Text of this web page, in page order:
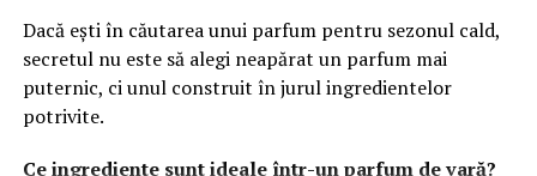
Pe lângă experiența oferită de website, vizibilitatea este
un factor decisiv. Chiar și cea mai bună platformă poate
avea rezultate limitate dacă nu este găsită de publicul
potrivit. De aceea, optimizarea și promovarea trebuie să
Dacă ești în căutarea unui parfum pentru sezonul cald,
secretul nu este să alegi neapărat un parfum mai
puternic, ci unul construit în jurul ingredientelor
potrivite.
Ce ingrediente sunt ideale într-un parfum de vară?